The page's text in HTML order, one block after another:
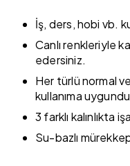
İş, ders, hobi vb.
Canlı renkleriyle
edersiniz.
Her türlü normal
kullanıma
3 farklı kalınlıkta
Su-bazlı